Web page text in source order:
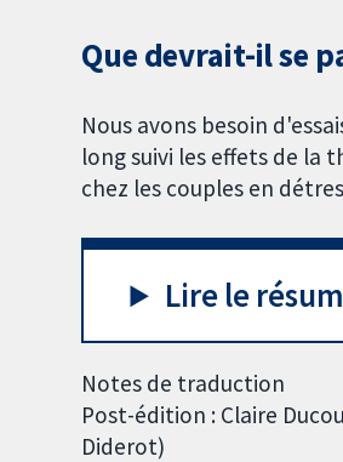
Que devrait-il se
Nous avons besoin
long suivi les effets de la
chez les couples en
Lire le
Notes de traduction
Post-édition : Claire
Diderot)